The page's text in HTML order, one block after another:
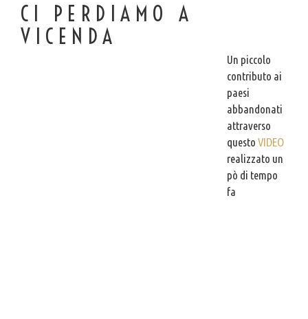
CI PERDIAMO A
VICENDA
Un piccolo
contributo ai
paesi
abbandonati
attraverso
questo VIDEO
realizzato un
pò di tempo
fa